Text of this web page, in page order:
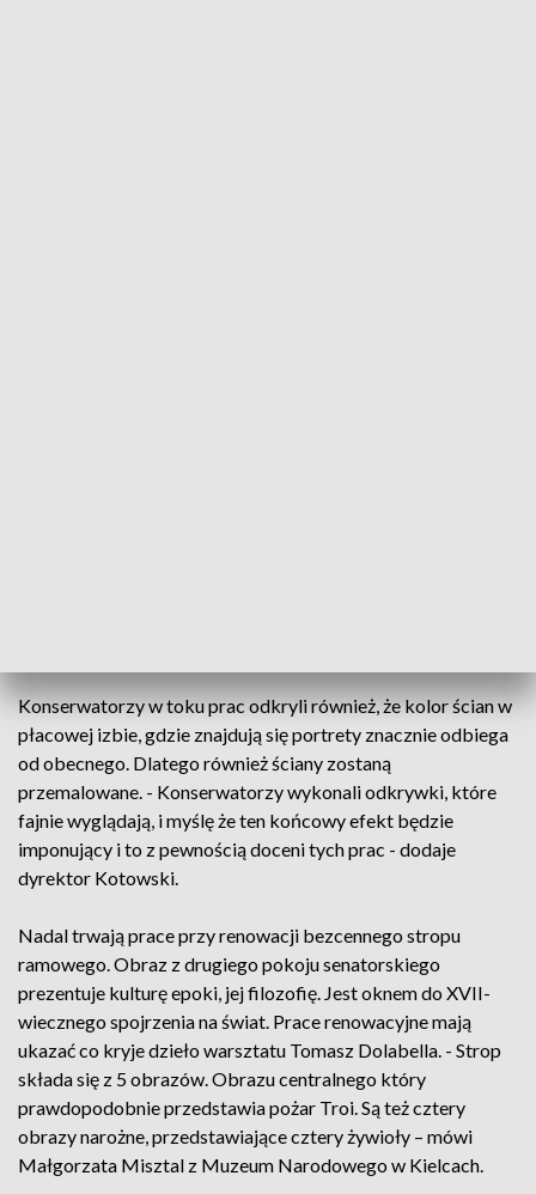
Konserwatorzy w toku prac odkryli również, że kolor ścian w
płacowej izbie, gdzie znajdują się portrety znacznie odbiega
od obecnego. Dlatego również ściany zostaną
przemalowane. - Konserwatorzy wykonali odkrywki, które
fajnie wyglądają, i myślę że ten końcowy efekt będzie
imponujący i to z pewnością doceni tych prac - dodaje
dyrektor Kotowski.
Nadal trwają prace przy renowacji bezcennego stropu
ramowego. Obraz z drugiego pokoju senatorskiego
prezentuje kulturę epoki, jej filozofię. Jest oknem do XVII-
wiecznego spojrzenia na świat. Prace renowacyjne mają
ukazać co kryje dzieło warsztatu Tomasz Dolabella. - Strop
składa się z 5 obrazów. Obrazu centralnego który
prawdopodobnie przedstawia pożar Troi. Są też cztery
obrazy narożne, przedstawiające cztery żywioły – mówi
Małgorzata Misztal z Muzeum Narodowego w Kielcach.